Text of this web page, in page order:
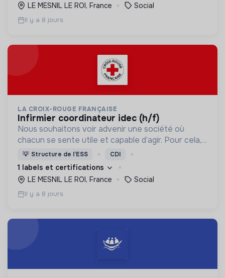
LE MESNIL LE ROI, France
Social
Il y a 8 jours
LA CROIX-ROUGE FRANÇAISE
infirmier coordinateur idec (h/f)
Nous souhaitons voir advenir une société où
chacun se sente utile et capable d’agir. Pour cela,
nous proposons des moyens et des lieux
d’engagement innovants et adaptés à tous.
💡 Structure de l’ESS CDI
1 labels et certifications
LE MESNIL LE ROI, France
Social
Il y a 8 jours